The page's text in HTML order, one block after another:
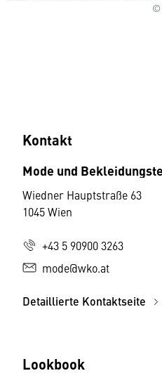
©
Kontakt
Mode und
Wiedner Hauptstraße 63
1045 Wien
+43 5 90900 3263
mode@wko.at
Detaillierte Kontaktseite
Lookbook